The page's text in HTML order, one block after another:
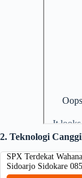
2. Teknologi
SPX Terdekat
Sidoarjo Sidokare